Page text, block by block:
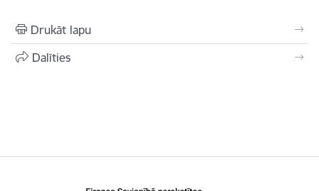
Drukāt lapu
Dalīties